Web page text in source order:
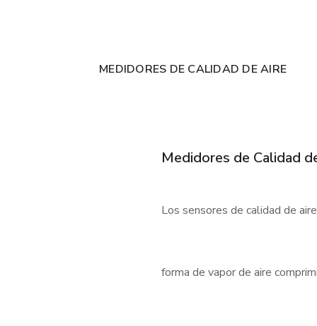
MEDIDORES DE CALIDAD DE AIRE
Medidores de Calidad
Los sensores de calidad de
forma de vapor de aire